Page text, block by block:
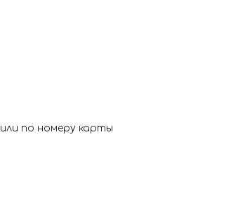
или по номеру карты